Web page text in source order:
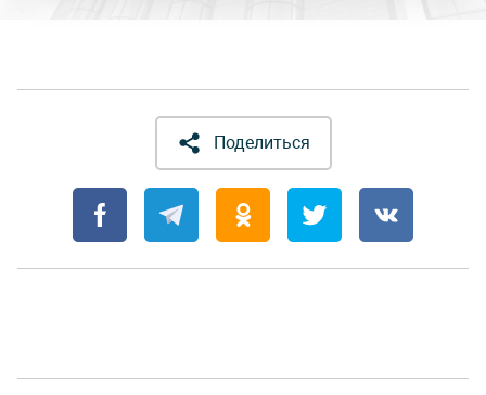
Поделиться